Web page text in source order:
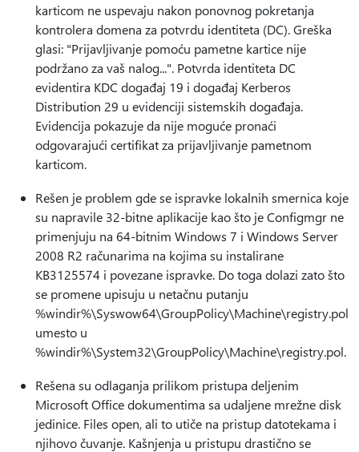
karticom ne uspevaju nakon ponovnog pokretanja
kontrolera domena za potvrdu identiteta (DC). Greška
glasi: "Prijavljivanje pomoću pametne kartice nije
podržano za vaš nalog...". Potvrda identiteta DC
evidentira KDC događaj 19 i događaj Kerberos
Distribution 29 u evidenciji sistemskih događaja.
Evidencija pokazuje da nije moguće pronaći
odgovarajući certifikat za prijavljivanje pametnom
karticom.
Rešen je problem gde se ispravke lokalnih smernica koje
su napravile 32-bitne aplikacije kao što je Configmgr ne
primenjuju na 64-bitnim Windows 7 i Windows Server
2008 R2 računarima na kojima su instalirane
KB3125574 i povezane ispravke. Do toga dolazi zato što
se promene upisuju u netačnu putanju
%windir%\Syswow64\GroupPolicy\Machine\registry.pol
umesto u
%windir%\System32\GroupPolicy\Machine\registry.pol.
Rešena su odlaganja prilikom pristupa deljenim
Microsoft Office dokumentima sa udaljene mrežne disk
jedinice. Files open, ali to utiče na pristup datotekama i
njihovo čuvanje. Kašnjenja u pristupu drastično se